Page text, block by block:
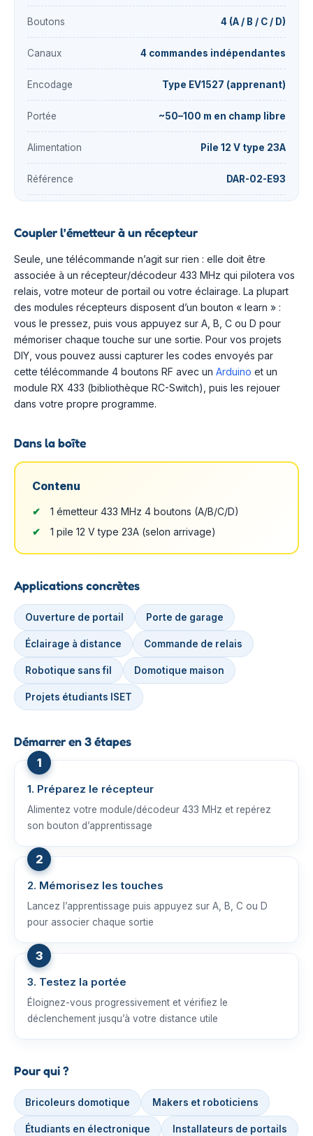
Boutons 4 (A / B / C / D)
Canaux 4 commandes indépendantes
Encodage Type EV1527 (apprenant)
Portée ~50–100 m en champ libre
Alimentation Pile 12 V type 23A
Référence DAR-02-E93
Coupler l’émetteur à un récepteur
Seule, une télécommande n’agit sur rien : elle doit être
associée à un récepteur/décodeur 433 MHz qui pilotera vos
relais, votre moteur de portail ou votre éclairage. La plupart
des modules récepteurs disposent d’un bouton « learn » :
vous le pressez, puis vous appuyez sur A, B, C ou D pour
mémoriser chaque touche sur une sortie. Pour vos projets
DIY, vous pouvez aussi capturer les codes envoyés par
cette télécommande 4 boutons RF avec un Arduino et un
module RX 433 (bibliothèque RC-Switch), puis les rejouer
dans votre propre programme.
Dans la boîte
Contenu
1 émetteur 433 MHz 4 boutons (A/B/C/D)
1 pile 12 V type 23A (selon arrivage)
Applications concrètes
Ouverture de portail Porte de garage
Éclairage à distance Commande de relais
Robotique sans fil Domotique maison
Projets étudiants ISET
Démarrer en 3 étapes
1. Préparez le récepteur
Alimentez votre module/décodeur 433 MHz et repérez
son bouton d’apprentissage
2. Mémorisez les touches
Lancez l’apprentissage puis appuyez sur A, B, C ou D
pour associer chaque sortie
3. Testez la portée
Éloignez-vous progressivement et vérifiez le
déclenchement jusqu’à votre distance utile
Pour qui ?
Bricoleurs domotique Makers et roboticiens
Étudiants en électronique Installateurs de portails